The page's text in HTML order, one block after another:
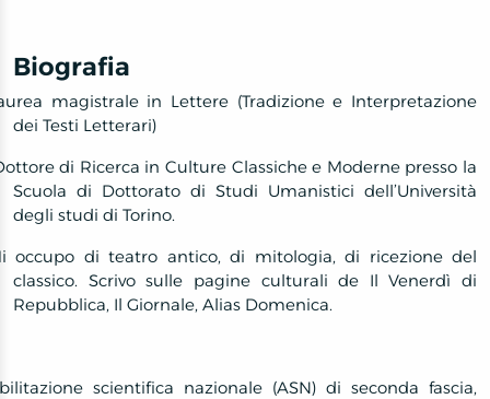
Biografia
magistrale in Lettere (Tradizione e Interpretazione
dei Testi Letterari)
di Ricerca in Culture Classiche e Moderne presso la
Scuola di Dottorato di Studi Umanistici dell’Università
degli studi di Torino.
occupo di teatro antico, di mitologia, di ricezione del
classico. Scrivo sulle pagine culturali de Il Venerdì di
Repubblica, Il Giornale, Alias Domenica.
scientifica nazionale (ASN) di seconda fascia,